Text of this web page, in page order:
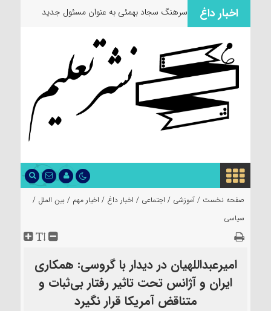
اخبار داغ
سرهنگ سجاد بهمئی به عنوان مسئول جدید
صفحه نخست / آموزشی / اجتماعی / اخبار داغ / اخیار مهم / بین الملل /
سیاسی
امیرعبداللهیان در دیدار با گروسی: همکاری
ایران و آژانس تحت تاثیر رفتار بی‌ثبات و
متناقض آمریکا قرار نگیرد